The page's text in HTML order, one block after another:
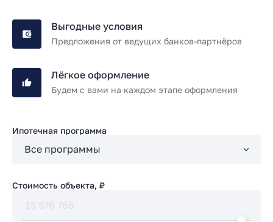
Выгодные условия
Предложения от ведущих банков-партнёров
Лёгкое оформление
Будем с вами на каждом этапе оформления
Ипотечная программа
Стоимость объекта, ₽